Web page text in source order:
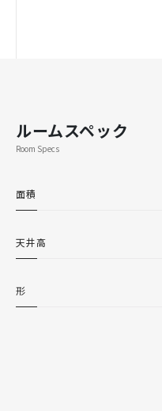
ルームスペック
Room Specs
面積
天井高
形